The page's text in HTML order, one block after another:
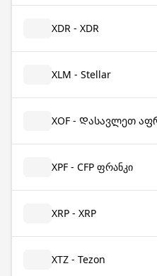
XDR - XDR
XLM - Stellar
XOF - Დასავლეთ
XPF - CFP ფრანკი
XRP - XRP
XTZ - Tezon